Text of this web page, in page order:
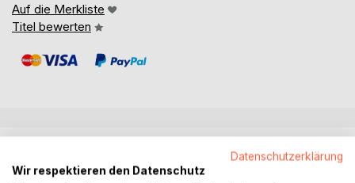
Auf die Merkliste
Titel bewerten
Datenschutzerklärung
Wir respektieren den Datenschutz